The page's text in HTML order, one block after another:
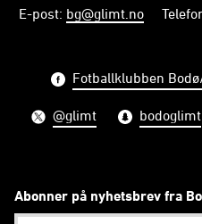
E-post: bg@glimt.no
Fotballklubben
@glimt bodoglimt
Abonner på nyhetsbrev fra